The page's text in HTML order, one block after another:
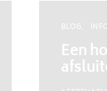
BLOG
Een